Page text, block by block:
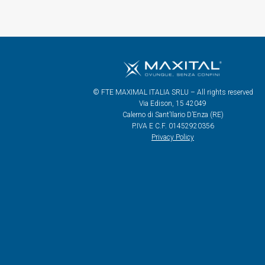
© FTE MAXIMAL ITALIA SRLU – All rights reserved
Via Edison, 15 42049
Calerno di Sant’Ilario D’Enza (RE)
P.IVA E C.F. 01452920356
Privacy Policy